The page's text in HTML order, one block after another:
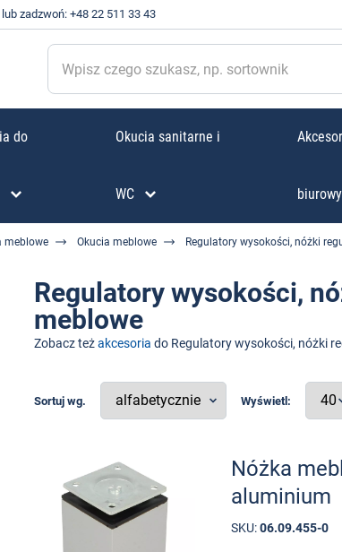
lub zadzwoń: +48 22 511 33 43
do Okucia sanitarne i
WC
meblowe Okucia meblowe Regulatory wysokości, nóżki
Regulatory wysokości,
meblowe
Zobacz teżakcesoria do Regulatory wysokości, nóżki
Sortuj wg. Wyświetl:
Nóżka
aluminium
SKU: 06.09.455-0